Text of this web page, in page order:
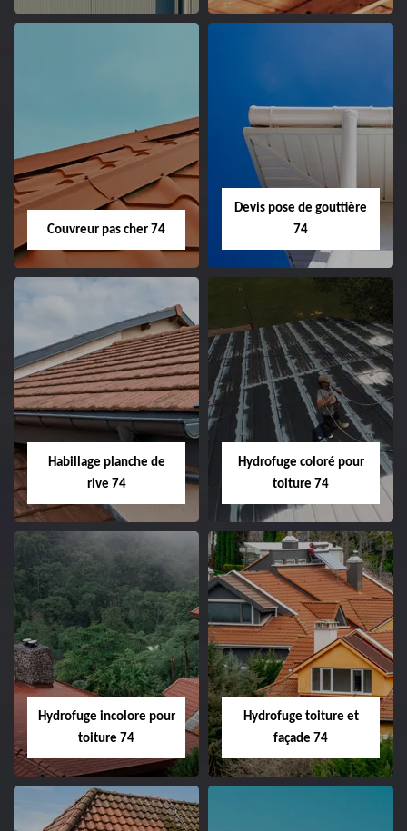
Couvreur pas cher 74
Devis pose de gouttière
74
Habillage planche de
rive 74
Hydrofuge coloré pour
toiture 74
Hydrofuge incolore pour
toiture 74
Hydrofuge toiture et
façade 74